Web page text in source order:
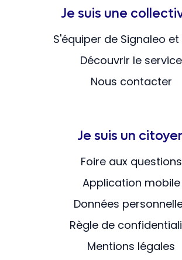
Je suis une
S'équiper de Signaleo
Découvrir le service
Nous contacter
Je suis un
Foire aux questions
Application mobile
Données
Règle de
Mentions légales